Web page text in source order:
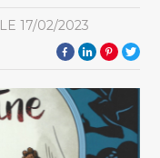
LE 17/02/2023